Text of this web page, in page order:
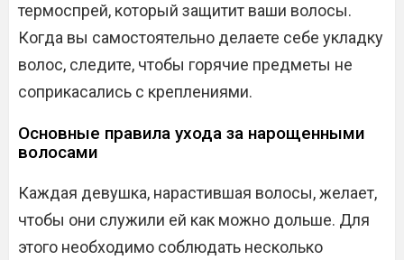
термоспрей, который защитит ваши волосы.
Когда вы самостоятельно делаете себе укладку
волос, следите, чтобы горячие предметы не
соприкасались с креплениями.
Основные правила ухода за нарощенными
волосами
Каждая девушка, нарастившая волосы, желает,
чтобы они служили ей как можно дольше. Для
этого необходимо соблюдать несколько